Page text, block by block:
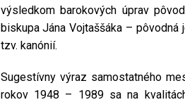
výsledkom barokových úprav
biskupa Jána Vojtaššáka –
tzv. kanónií.
Sugestívny výraz samostatného
rokov 1948 – 1989 sa na